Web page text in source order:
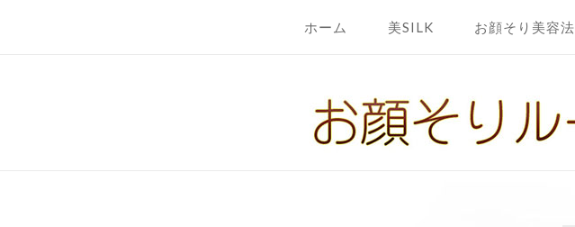
ホーム 美SILK お顔そり美容法